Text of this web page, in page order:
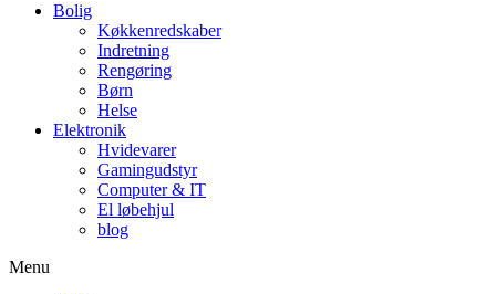
Bolig
Køkkenredskaber
Indretning
Rengøring
Børn
Helse
Elektronik
Hvidevarer
Gamingudstyr
Computer & IT
El løbehjul
blog
Menu